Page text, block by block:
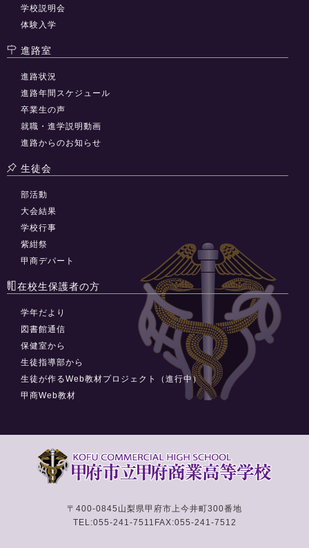
学校説明会
体験入学
進路室
進路状況
進路年間スケジュール
卒業生の声
就職・進学説明動画
進路からのお知らせ
生徒会
部活動
大会結果
学校行事
紫紺祭
甲商デパート
在校生保護者の方
学年だより
図書館通信
保健室から
生徒指導部から
生徒が作るWeb教材プロジェクト（進行中）
甲商Web教材
〒400-0845 山梨県甲府市上今井町300番地
TEL:055-241-7511 FAX:055-241-7512